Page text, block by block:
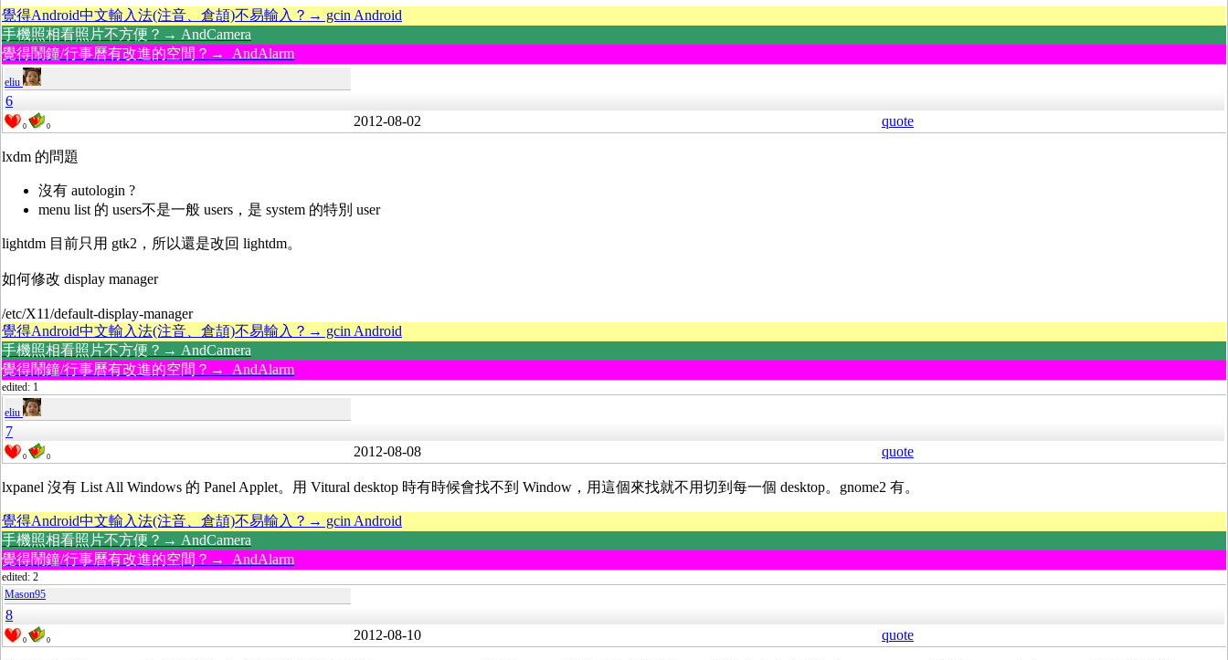
覺得Android中文輸入法(注音、倉頡)不易輸入？→ gcin Android
手機照相看照片不方便？→ AndCamera
覺得鬧鐘/行事曆有改進的空間？→ AndAlarm
eliu
6
0 0 2012-08-02 quote
lxdm 的問題
沒有 autologin ?
menu list 的 users不是一般 users，是 system 的特別 user
lightdm 目前只用 gtk2，所以還是改回 lightdm。
如何修改 display manager
/etc/X11/default-display-manager
覺得Android中文輸入法(注音、倉頡)不易輸入？→ gcin Android
手機照相看照片不方便？→ AndCamera
覺得鬧鐘/行事曆有改進的空間？→ AndAlarm
edited: 1
eliu
7
0 0 2012-08-08 quote
lxpanel 沒有 List All Windows 的 Panel Applet。用 Vitural desktop 時有時候會找不到 Window，用這個來找就不用切到每一個 desktop。gnome2 有。
覺得Android中文輸入法(注音、倉頡)不易輸入？→ gcin Android
手機照相看照片不方便？→ AndCamera
覺得鬧鐘/行事曆有改進的空間？→ AndAlarm
edited: 2
Mason95
8
0 0 2012-08-10 quote